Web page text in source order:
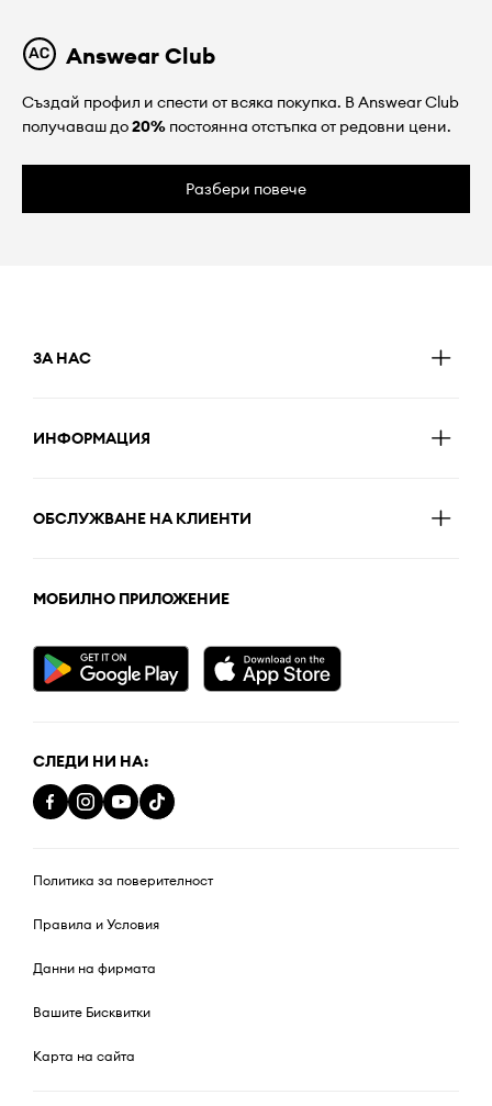
Answear Club
Създай профил и спести от всяка покупка. В Answear Club
получаваш до20% постоянна отстъпка от редовни цени.
Разбери повече
ЗА НАС
ИНФОРМАЦИЯ
ОБСЛУЖВАНЕ НА КЛИЕНТИ
МОБИЛНО ПРИЛОЖЕНИЕ
СЛЕДИ НИ НА:
Политика за поверителност
Правила и Условия
Данни на фирмата
Вашите Бисквитки
Карта на сайта